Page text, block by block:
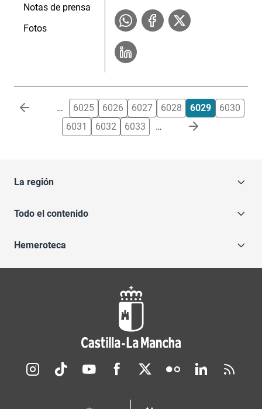
Notas de prensa
Fotos
Paginación … 6025 6026 6027 6028 6029
6030
6031
6032 6033 …
La región
Todo el contenido
Hemeroteca
Redes sociales JCCM